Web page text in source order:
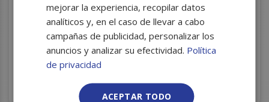
PLASTICO TRANSPARENTE 22X30 C/25
NEVAPLAST
mejorar la experiencia, recopilar datos
analíticos y, en el caso de llevar a cabo
campañas de publicidad, personalizar los
anuncios y analizar su efectividad. Política
de privacidad
ACEPTAR TODO